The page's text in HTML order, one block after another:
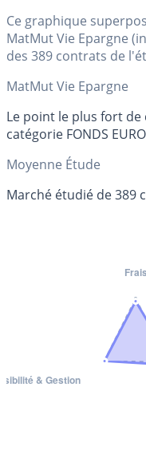
Ce graphique
MatMut Vie Epargne
des 389 contrats de
MatMut Vie Epargne
Le point le plus fort
catégorie FONDS
Moyenne Étude
Marché étudié de 389